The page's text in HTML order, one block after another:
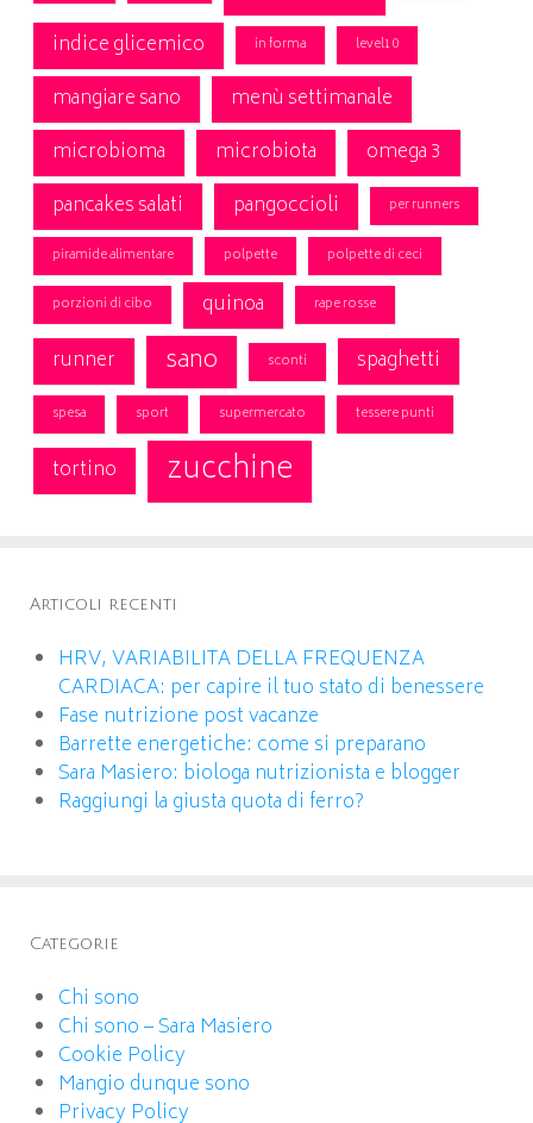
indice glicemico in forma level10
mangiare sano
menù settimanale
microbioma
microbiota
omega 3
pancakes salati
pangoccioli per runners
piramide alimentare polpette polpette di ceci
porzioni di cibo quinoa rape rosse
runner sano sconti spaghetti
spesa sport supermercato tessere punti
tortino zucchine
Articoli recenti
HRV, VARIABILITA DELLA FREQUENZA
CARDIACA: per capire il tuo stato di benessere
Fase nutrizione post vacanze
Barrette energetiche: come si preparano
Sara Masiero: biologa nutrizionista e blogger
Raggiungi la giusta quota di ferro?
Categorie
Chi sono
Chi sono – Sara Masiero
Cookie Policy
Mangio dunque sono
Privacy Policy